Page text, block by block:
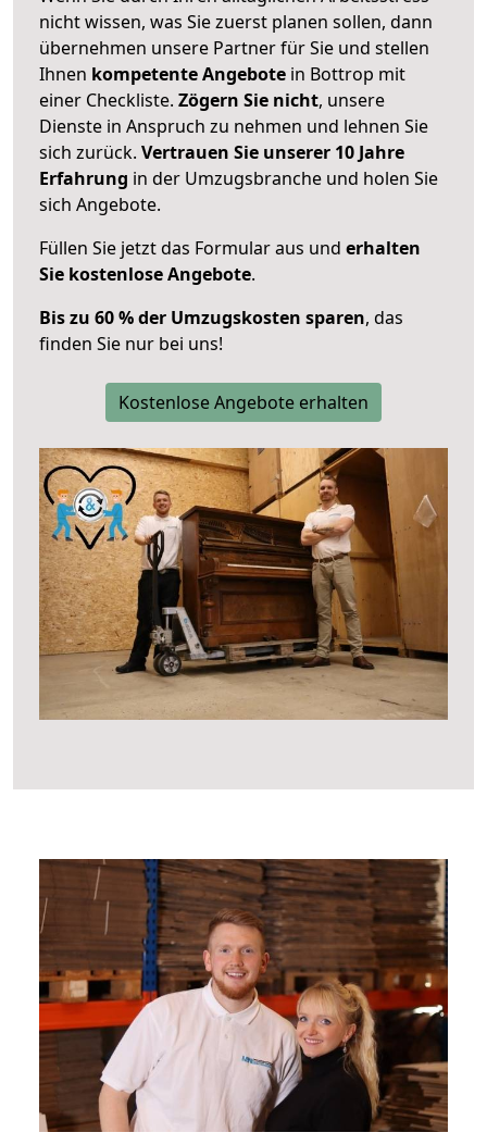
nicht wissen, was Sie zuerst planen sollen, dann
übernehmen unsere Partner für Sie und stellen
Ihnen kompetente Angebote in Bottrop mit
einer Checkliste. Zögern Sie nicht, unsere
Dienste in Anspruch zu nehmen und lehnen Sie
sich zurück. Vertrauen Sie unserer 10 Jahre
Erfahrung in der Umzugsbranche und holen Sie
sich Angebote.
Füllen Sie jetzt das Formular aus und erhalten
Sie kostenlose Angebote.
Bis zu 60 % der Umzugskosten sparen, das
finden Sie nur bei uns!
Kostenlose Angebote erhalten